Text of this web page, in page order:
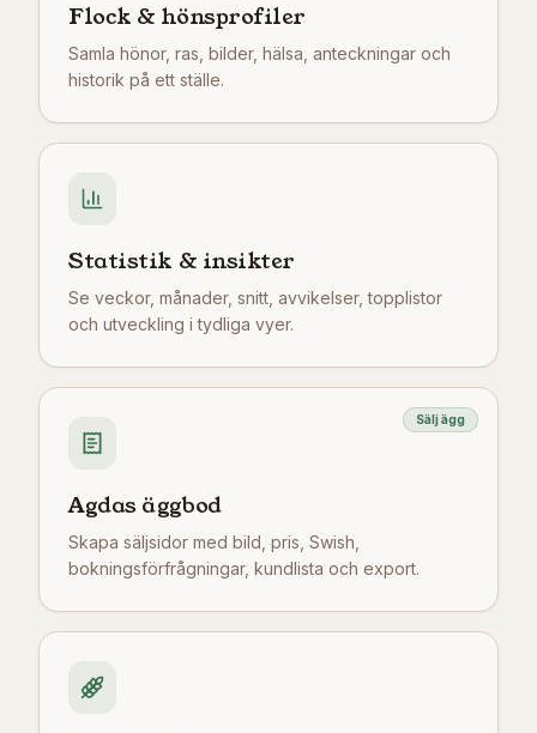
Flock & hönsprofiler
Samla hönor, ras, bilder, hälsa, anteckningar och
historik på ett ställe.
Statistik & insikter
Se veckor, månader, snitt, avvikelser, topplistor
och utveckling i tydliga vyer.
Sälj ägg
Agdas äggbod
Skapa säljsidor med bild, pris, Swish,
bokningsförfrågningar, kundlista och export.